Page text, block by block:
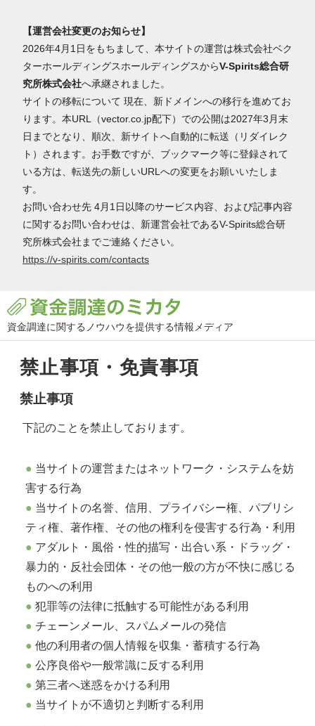
【運営会社変更のお知らせ】
2026年4月1日をもちまして、本サイトの運営は株式会社ベク
ターホールディングスホールディングスからV-Spirits総合研
究所株式会社へ承継されました。
サイトの移転について 現在、新ドメインへの移行を進めてお
ります。本URL（vector.co.jp配下）での公開は2027年3月末
日までとなり、順次、新サイトへ自動的に転送（リダイレク
ト）されます。お手数ですが、ブックマーク等に登録されて
いる方は、転送先の新しいURLへの変更をお願いいたしま
す。
お問い合わせ先 4月1日以降のサービス内容、および記事内容
に関するお問い合わせは、新運営会社であるV-Spirits総合研
究所株式会社までご連絡ください。
https://v-spirits.com/contacts
資金調達に関するノウハウを提供する情報メディア
禁止事項・免責事項
禁止事項
下記のことを禁止しております。
当サイトの運営またはネットワーク・システムを妨
害する行為
当サイトの名誉、信用、プライバシー権、パブリシ
ティ権、著作権、その他の権利を侵害する行為・利用
アダルト・風俗・性的描写・出合い系・ドラッグ・
暴力的・反社会団体・その他一般の方が不快に感じる
ものへの利用
犯罪等の法律に抵触する可能性がある利用
チェーンメール、スパムメールの発信
他の利用者の個人情報を収集・蓄積する行為
公序良俗や一般常識に反する利用
第三者へ迷惑をかける利用
当サイトが不適切と判断する利用